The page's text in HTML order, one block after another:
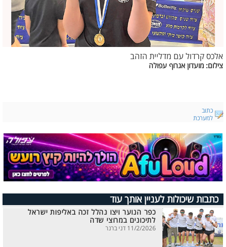
אלכס קרדול עם מדליית הזהב
צילום: מועדון אגרוף עפולה
כתוב
למערכת
כתבות שיכולות לעניין אותך עוד
כפר הנוער ויצו נהלל זכה באליפות ישראל
לתיכונים במרוצי שדה
11/2/2026 דני ברנר